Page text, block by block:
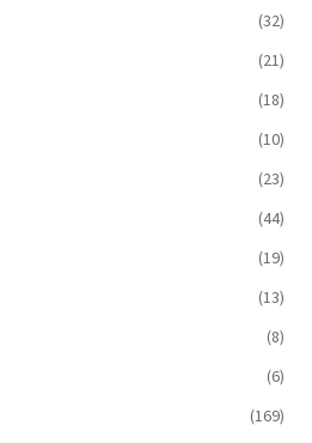
(32)
(21)
(18)
(10)
(23)
(44)
(19)
(13)
(8)
(6)
(169)